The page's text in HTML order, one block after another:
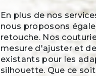
En plus de nos
nous proposons
retouche. Nos
mesure d'ajuster et
existants pour les
silhouette. Que ce